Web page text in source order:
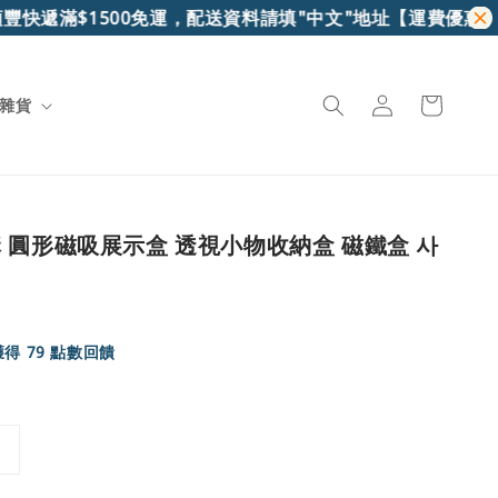
遞滿$1500免運，配送資料請填"中文"地址【運費優惠】
貨
形磁吸展示盒 透視小物收納盒 磁鐵盒 사
79 點數回饋